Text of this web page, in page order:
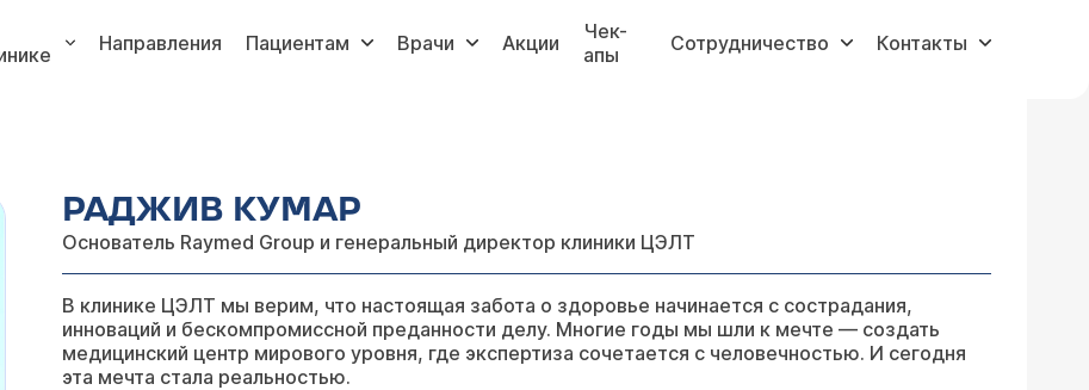
Направления Пациентам Врачи Акции
Чек-
апы
Сотрудничество Контакты
РАДЖИВ КУМАР
Основатель Raymed Group и генеральный директор клиники ЦЭЛТ
В клинике ЦЭЛТ мы верим, что настоящая забота о здоровье начинается с сострадания,
инноваций и бескомпромиссной преданности делу. Многие годы мы шли к мечте — создать
медицинский центр мирового уровня, где экспертиза сочетается с человечностью. И сегодня
эта мечта стала реальностью.